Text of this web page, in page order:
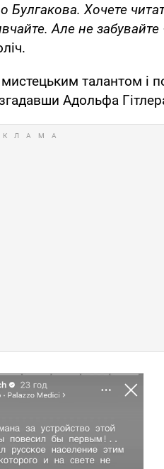
Булгакова. Хочете
Але не забувайте
талантом і
Адольфа